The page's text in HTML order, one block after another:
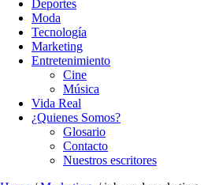
Deportes
Moda
Tecnología
Marketing
Entretenimiento
Cine
Música
Vida Real
¿Quienes Somos?
Glosario
Contacto
Nuestros escritores